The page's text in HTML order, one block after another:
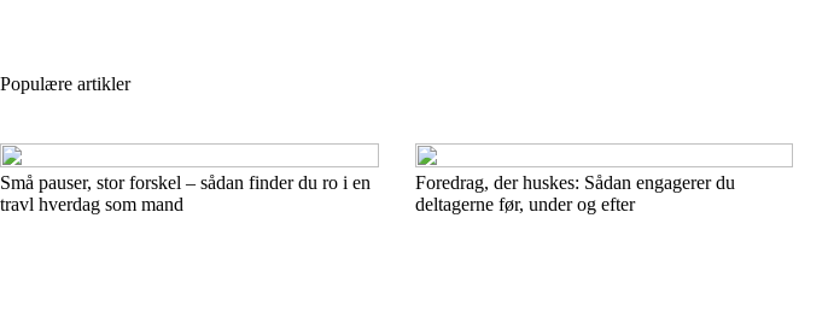
Populære artikler
Små pauser, stor forskel – sådan finder du ro i en
travl hverdag som mand
Foredrag, der huskes: Sådan engagerer du
deltagerne før, under og efter